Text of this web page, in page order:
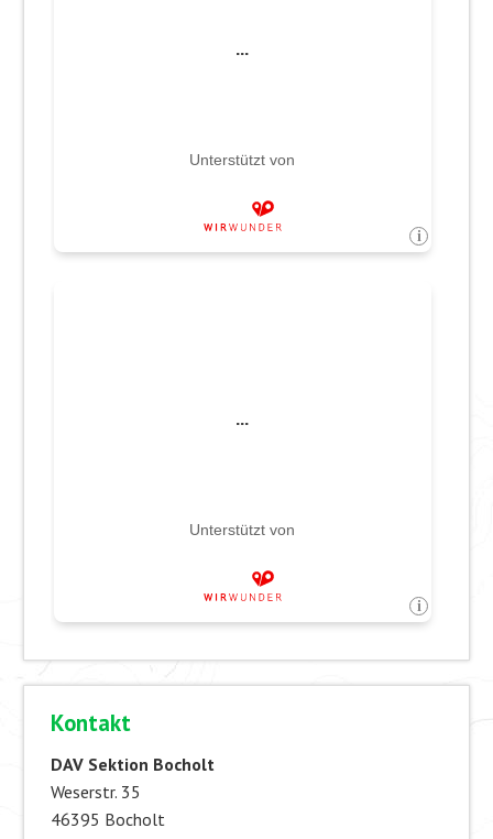
Kontakt
DAV Sektion Bocholt
Weserstr. 35
46395 Bocholt